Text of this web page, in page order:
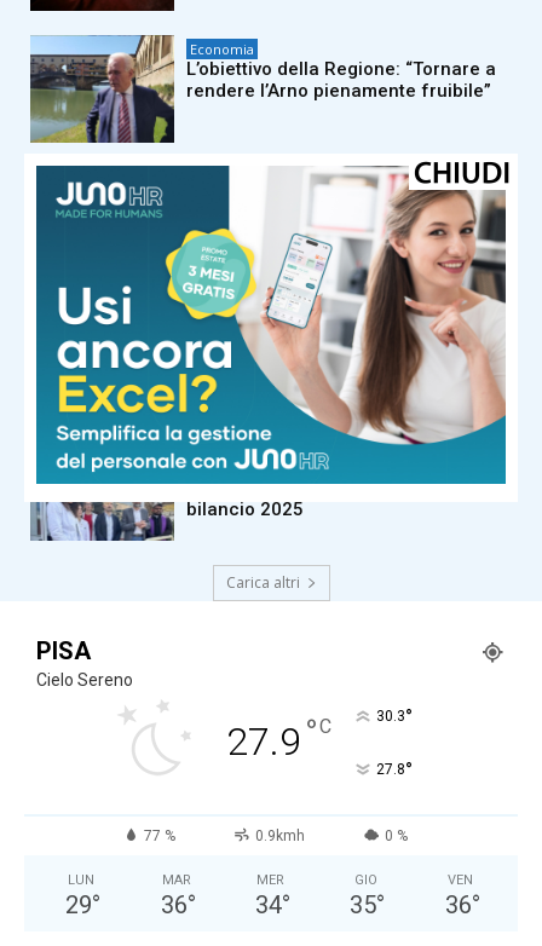
Economia
L’obiettivo della Regione: “Tornare a
rendere l’Arno pienamente fruibile”
Ricerca e innovazione, la Toscana
blinda i suoi giovani: 70 milioni
investiti nei Dottorati Pegaso
Economia
Pisa rilancia la ‘Carta Spesa’, aiuti
fino a 300 euro
Economia
Ricavi oltre gli 8 milioni di euro per la
Sogefarm Cascina: ottimi risultati dal
bilancio 2025
Carica altri
PISA
Cielo Sereno
27.9 °C 30.3°
27.8°
77 % 0.9kmh 0 %
LUN
29°
MAR
36°
MER
34°
GIO
35°
VEN
36°